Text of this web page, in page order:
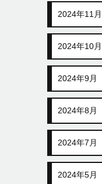
2024年11月
2024年10月
2024年9月
2024年8月
2024年7月
2024年5月